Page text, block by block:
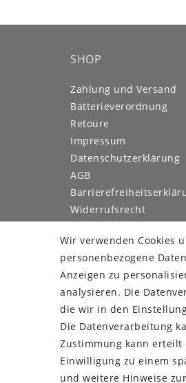
SHOP
Zahlung und Versand
Batterieverordnung
Retoure
Impressum
Daten­schutz­erklärung
AGB
Widerrufs­recht
Kontakt
Vertrag widerrufen
Es gilt unsere
FOTOALBUM
M-80XT & M-100 Nacht
Wir verwenden Cookies
personenbezogene
Anzeigen zu
analysieren. Die
die wir in den
Die Datenverarbeitung
Zustimmung kann erteilt
Einwilligung zu einem
und weitere Hinweise